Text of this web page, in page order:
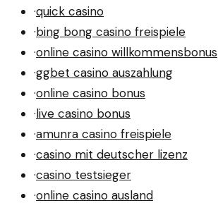
·quick casino
·bing bong casino freispiele
·online casino willkommensbonus
·ggbet casino auszahlung
·online casino bonus
·live casino bonus
·amunra casino freispiele
·casino mit deutscher lizenz
·casino testsieger
·online casino ausland